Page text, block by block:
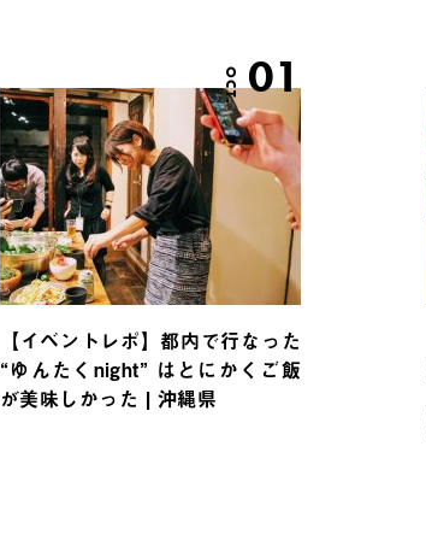
OCT.01
【イベントレポ】都内で行なった
“ゆんたくnight” はとにかくご飯
が美味しかった | 沖縄県